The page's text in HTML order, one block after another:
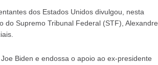
dos Estados Unidos divulgou, nesta
Supremo Tribunal Federal (STF), Alexandre
Biden e endossa o apoio ao ex-presidente